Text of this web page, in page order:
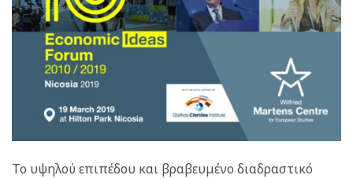
Το υψηλού επιπέδου και βραβευμένο διαδραστικό